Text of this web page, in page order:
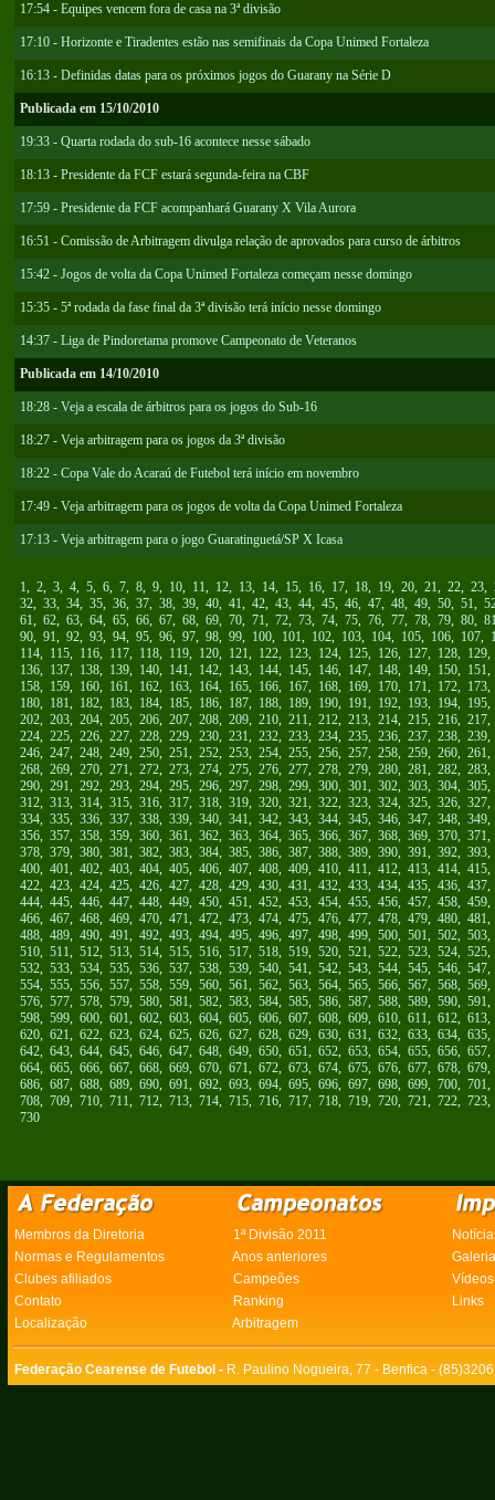
17:54 - Equipes vencem fora de casa na 3ª divisão
17:10 - Horizonte e Tiradentes estão nas semifinais da Copa Unimed Fortaleza
16:13 - Definidas datas para os próximos jogos do Guarany na Série D
Publicada em 15/10/2010
19:33 - Quarta rodada do sub-16 acontece nesse sábado
18:13 - Presidente da FCF estará segunda-feira na CBF
17:59 - Presidente da FCF acompanhará Guarany X Vila Aurora
16:51 - Comissão de Arbitragem divulga relação de aprovados para curso de árbitros
15:42 - Jogos de volta da Copa Unimed Fortaleza começam nesse domingo
15:35 - 5ª rodada da fase final da 3ª divisão terá início nesse domingo
14:37 - Liga de Pindoretama promove Campeonato de Veteranos
Publicada em 14/10/2010
18:28 - Veja a escala de árbitros para os jogos do Sub-16
18:27 - Veja arbitragem para os jogos da 3ª divisão
18:22 - Copa Vale do Acaraú de Futebol terá início em novembro
17:49 - Veja arbitragem para os jogos de volta da Copa Unimed Fortaleza
17:13 - Veja arbitragem para o jogo Guaratinguetá/SP X Icasa
1, 2, 3, 4, 5, 6, 7, 8, 9, 10, 11, 12, 13, 14, 15, 16, 17, 18, 19, 20, 21, 22, 23,
32, 33, 34, 35, 36, 37, 38, 39, 40, 41, 42, 43, 44, 45, 46, 47, 48, 49, 50, 51,
61, 62, 63, 64, 65, 66, 67, 68, 69, 70, 71, 72, 73, 74, 75, 76, 77, 78, 79, 80,
90, 91, 92, 93, 94, 95, 96, 97, 98, 99, 100, 101, 102, 103, 104, 105, 106, 107,
114, 115, 116, 117, 118, 119, 120, 121, 122, 123, 124, 125, 126, 127, 128, 129
136, 137, 138, 139, 140, 141, 142, 143, 144, 145, 146, 147, 148, 149, 150, 151
158, 159, 160, 161, 162, 163, 164, 165, 166, 167, 168, 169, 170, 171, 172, 173
180, 181, 182, 183, 184, 185, 186, 187, 188, 189, 190, 191, 192, 193, 194, 195
202, 203, 204, 205, 206, 207, 208, 209, 210, 211, 212, 213, 214, 215, 216, 217
224, 225, 226, 227, 228, 229, 230, 231, 232, 233, 234, 235, 236, 237, 238, 239
246, 247, 248, 249, 250, 251, 252, 253, 254, 255, 256, 257, 258, 259, 260, 261
268, 269, 270, 271, 272, 273, 274, 275, 276, 277, 278, 279, 280, 281, 282, 283
290, 291, 292, 293, 294, 295, 296, 297, 298, 299, 300, 301, 302, 303, 304, 305
312, 313, 314, 315, 316, 317, 318, 319, 320, 321, 322, 323, 324, 325, 326, 327
334, 335, 336, 337, 338, 339, 340, 341, 342, 343, 344, 345, 346, 347, 348, 349
356, 357, 358, 359, 360, 361, 362, 363, 364, 365, 366, 367, 368, 369, 370, 371
378, 379, 380, 381, 382, 383, 384, 385, 386, 387, 388, 389, 390, 391, 392, 393
400, 401, 402, 403, 404, 405, 406, 407, 408, 409, 410, 411, 412, 413, 414, 415
422, 423, 424, 425, 426, 427, 428, 429, 430, 431, 432, 433, 434, 435, 436, 437
444, 445, 446, 447, 448, 449, 450, 451, 452, 453, 454, 455, 456, 457, 458, 459
466, 467, 468, 469, 470, 471, 472, 473, 474, 475, 476, 477, 478, 479, 480, 481
488, 489, 490, 491, 492, 493, 494, 495, 496, 497, 498, 499, 500, 501, 502, 503
510, 511, 512, 513, 514, 515, 516, 517, 518, 519, 520, 521, 522, 523, 524, 525
532, 533, 534, 535, 536, 537, 538, 539, 540, 541, 542, 543, 544, 545, 546, 547
554, 555, 556, 557, 558, 559, 560, 561, 562, 563, 564, 565, 566, 567, 568, 569
576, 577, 578, 579, 580, 581, 582, 583, 584, 585, 586, 587, 588, 589, 590, 591
598, 599, 600, 601, 602, 603, 604, 605, 606, 607, 608, 609, 610, 611, 612, 613
620, 621, 622, 623, 624, 625, 626, 627, 628, 629, 630, 631, 632, 633, 634, 635
642, 643, 644, 645, 646, 647, 648, 649, 650, 651, 652, 653, 654, 655, 656, 657
664, 665, 666, 667, 668, 669, 670, 671, 672, 673, 674, 675, 676, 677, 678, 679
686, 687, 688, 689, 690, 691, 692, 693, 694, 695, 696, 697, 698, 699, 700, 701
708, 709, 710, 711, 712, 713, 714, 715, 716, 717, 718, 719, 720, 721, 722, 723
730
Membros da Diretoria 1ª Divisão 2011
Normas e Regulamentos
Anos anteriores
Clubes afiliados
Campeões
Vídeos
Contato
Ranking
Links
Localização
Arbitragem
Federação Cearense de Futebol - R. Paulino Nogueira, 77 - Benfica -